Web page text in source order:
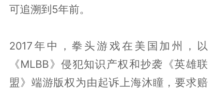
可追溯到5年前。
2017年中，拳头游戏在美国加州，以
《MLBB》侵犯知识产权和抄袭《英雄联
盟》端游版权为由起诉上海沐瞳，要求赔